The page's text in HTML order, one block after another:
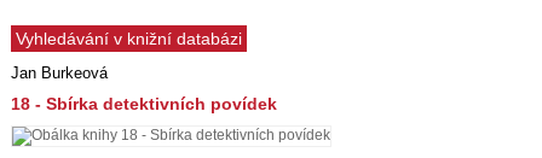
Vyhledávání v knižní databázi
Jan Burkeová
18 - Sbírka detektivních povídek